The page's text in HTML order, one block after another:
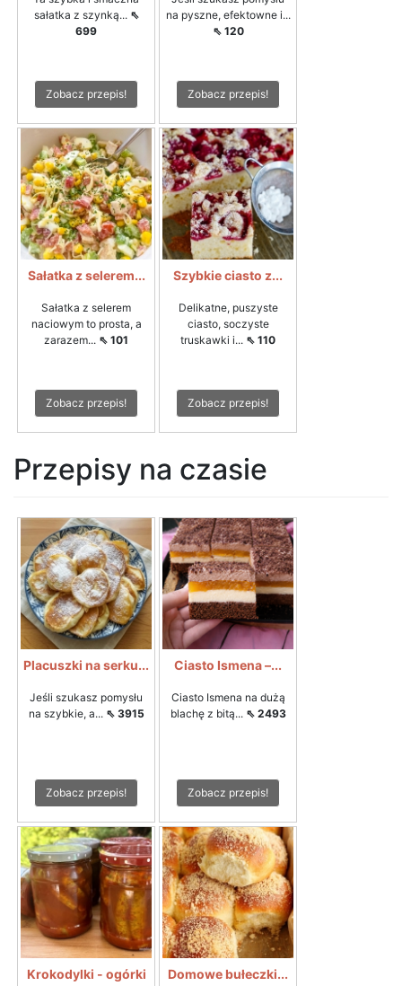
sałatka z szynką... ⇖
699
Zobacz przepis!
na pyszne, efektowne i...
⇖ 120
Zobacz przepis!
Sałatka z selerem...
Sałatka z selerem
naciowym to prosta, a
zarazem... ⇖ 101
Zobacz przepis!
Szybkie ciasto z...
Delikatne, puszyste
ciasto, soczyste
truskawki i... ⇖ 110
Zobacz przepis!
Przepisy na czasie
Placuszki na serku...
Jeśli szukasz pomysłu
na szybkie, a... ⇖ 3915
Zobacz przepis!
Ciasto Ismena –...
Ciasto Ismena na dużą
blachę z bitą... ⇖ 2493
Zobacz przepis!
Krokodylki - ogórki
Domowe bułeczki...